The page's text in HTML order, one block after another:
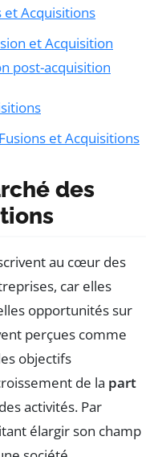
et Acquisitions
et Acquisition
post-acquisition
et Acquisitions
des
au cœur des
car elles
opportunités sur
perçues comme
objectifs
de la part
activités. Par
élargir son champ